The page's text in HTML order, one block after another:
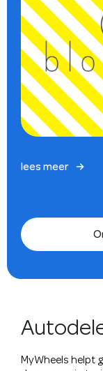
lees meer
MyWheels helpt